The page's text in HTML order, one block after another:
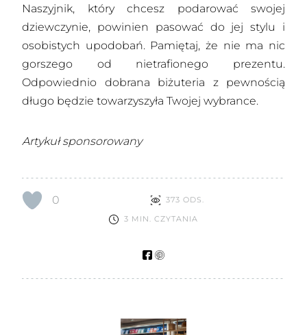
Naszyjnik, który chcesz podarować swojej
dziewczynie, powinien pasować do jej stylu i
osobistych upodobań. Pamiętaj, że nie ma nic
gorszego od nietrafionego prezentu.
Odpowiednio dobrana biżuteria z pewnością
długo będzie towarzyszyła Twojej wybrance.
Artykuł sponsorowany
0
373 ODS.
3 MIN. CZYTANIA